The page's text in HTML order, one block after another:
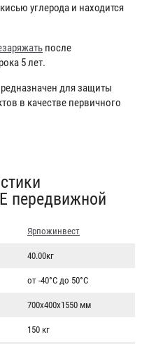
углерода и находится
после
5 лет.
для защиты
в качестве первичного
передвижной
Ярпожинвест
40.00кг
от -40°С до 50°С
700х400х1550 мм
150 кг